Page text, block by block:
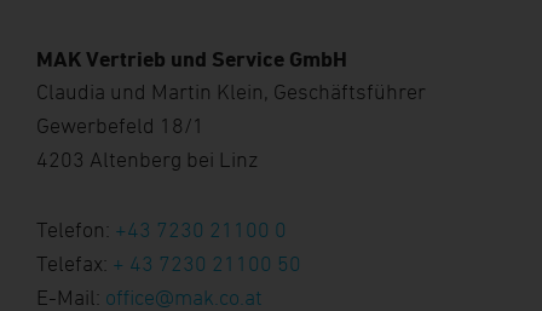
MAK Vertrieb und Service GmbH
Claudia und Martin Klein, Geschäftsführer
Gewerbefeld 18/1
4203 Altenberg bei Linz
Telefon: +43 7230 21100 0
Telefax: + 43 7230 21100 50
E-Mail: office@mak.co.at